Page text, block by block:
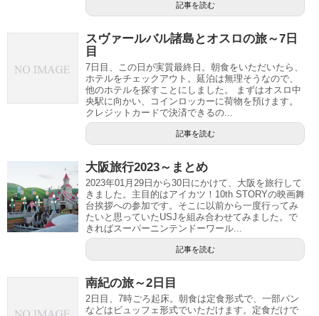
記事を読む
スヴァールバル諸島とオスロの旅～7日
目
7日目、この日が実質最終日。朝食をいただいたら、
ホテルをチェックアウト。延泊は無理そうなので、
他のホテルを探すことにしました。 まずはオスロ中
央駅に向かい、コインロッカーに荷物を預けます。
クレジットカードで決済できるの...
記事を読む
大阪旅行2023～まとめ
2023年01月29日から30日にかけて、大阪を旅行して
きました。主目的はアイカツ！10th STORYの映画舞
台挨拶への参加です。そこに以前から一度行ってみ
たいと思っていたUSJを組み合わせてみました。で
きればスーパーニンテンドーワール...
記事を読む
南紀の旅～2日目
2日目、7時ごろ起床。朝食は定食形式で、一部パン
などはビュッフェ形式でいただけます。定食だけで